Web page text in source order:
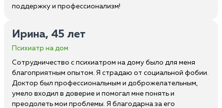
поддержку и профессионализм!
Ирина, 45 лет
Психиатр на дом
Сотрудничество с психиатром на дому было для меня
благоприятным опытом. Я страдаю от социальной фобии.
Доктор был профессиональным и доброжелательным,
умело входил в доверие и помогал мне понять и
преодолеть мои проблемы. Я благодарна за его